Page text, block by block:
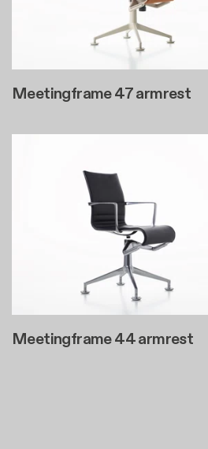
Meetingframe 47 armrest
Meetingframe 44 armrest